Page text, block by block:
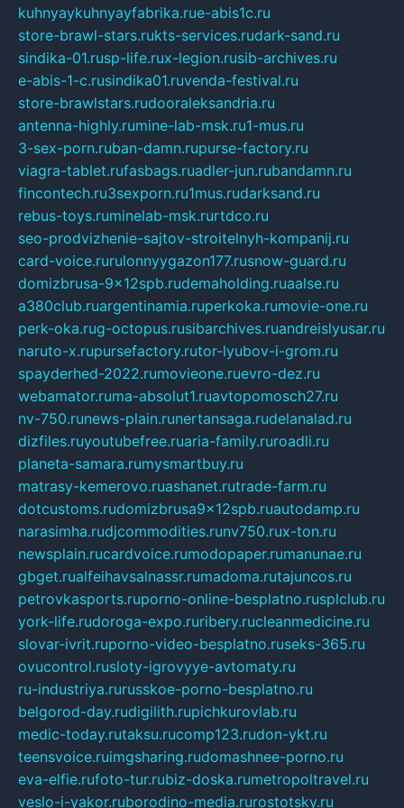
kuhnyaykuhnyayfabrika.rue-abis1c.ru
store-brawl-stars.rukts-services.rudark-sand.ru
sindika-01.rusp-life.rux-legion.rusib-archives.ru
e-abis-1-c.rusindika01.ruvenda-festival.ru
store-brawlstars.rudooraleksandria.ru
antenna-highly.rumine-lab-msk.ru1-mus.ru
3-sex-porn.ruban-damn.rupurse-factory.ru
viagra-tablet.rufasbags.ruadler-jun.rubandamn.ru
fincontech.ru3sexporn.ru1mus.rudarksand.ru
rebus-toys.ruminelab-msk.rurtdco.ru
seo-prodvizhenie-sajtov-stroitelnyh-kompanij.ru
card-voice.rurulonnyygazon177.rusnow-guard.ru
domizbrusa-9x12spb.rudemaholding.ruaalse.ru
a380club.ruargentinamia.ruperkoka.rumovie-one.ru
perk-oka.rug-octopus.rusibarchives.ruandreislyusar.ru
naruto-x.rupursefactory.rutor-lyubov-i-grom.ru
spayderhed-2022.rumovieone.ruevro-dez.ru
webamator.ruma-absolut1.ruavtopomosch27.ru
nv-750.runews-plain.runertansaga.rudelanalad.ru
dizfiles.ruyoutubefree.ruaria-family.ruroadli.ru
planeta-samara.rumysmartbuy.ru
matrasy-kemerovo.ruashanet.rutrade-farm.ru
dotcustoms.rudomizbrusa9x12spb.ruautodamp.ru
narasimha.rudjcommodities.runv750.rux-ton.ru
newsplain.rucardvoice.rumodopaper.rumanunae.ru
gbget.rualfeihavsalnassr.rumadoma.rutajuncos.ru
petrovkasports.ruporno-online-besplatno.rusplclub.ru
york-life.rudoroga-expo.ruribery.rucleanmedicine.ru
slovar-ivrit.ruporno-video-besplatno.ruseks-365.ru
ovucontrol.rusloty-igrovyye-avtomaty.ru
ru-industriya.rurusskoe-porno-besplatno.ru
belgorod-day.rudigilith.rupichkurovlab.ru
medic-today.rutaksu.rucomp123.rudon-ykt.ru
teensvoice.ruimgsharing.rudomashnee-porno.ru
eva-elfie.rufoto-tur.rubiz-doska.rumetropoltravel.ru
veslo-i-yakor.ruborodino-media.rurostotsky.ru